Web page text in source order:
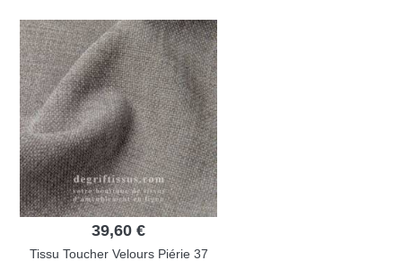
39,60 €
Tissu Toucher Velours Piérie 37